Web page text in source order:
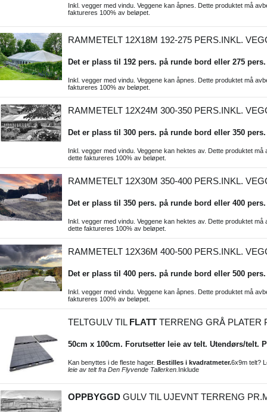
Inkl. vegger med vindu. Veggene kan åpnes. Dette produktet må
faktureres 100% av beløpet.
RAMMETELT 12X18M 192-275 PERS.INKL.
Det er plass til 192 pers. på runde bord eller 275
Inkl. vegger med vindu. Veggene kan åpnes. Dette produktet må
faktureres 100% av beløpet.
RAMMETELT 12X24M 300-350 PERS.INKL.
Det er plass til 300 pers. på runde bord eller 350
Inkl. vegger med vindu. Veggene kan hektes av. Dette produktet
dette faktureres 100% av beløpet.
RAMMETELT 12X30M 350-400 PERS.INKL.
Det er plass til 350 pers. på runde bord eller 400
Inkl. vegger med vindu. Veggene kan hektes av. Dette produktet
dette faktureres 100% av beløpet.
RAMMETELT 12X36M 400-500 PERS.INKL.
Det er plass til 400 pers. på runde bord eller 500
Inkl. vegger med vindu. Veggene kan åpnes. Dette produktet må
faktureres 100% av beløpet.
TELTGULV TIL FLATT TERRENG GRÅ PLATER
50cm x 100cm. Forutsetter leie av telt. Utendørs/telt.
Kan benyttes i de fleste hager. Bestilles i kvadratmeter.6x9m telt?
leie av telt fra Den Flyvende Tallerken. Inklude
OPPBYGGD GULV TIL UJEVNT TERRENG